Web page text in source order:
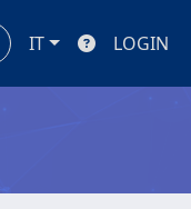
IT LOGIN